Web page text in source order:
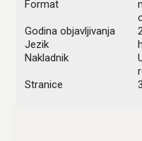
Format
Godina objavljivanja
Jezik
Nakladnik
Stranice